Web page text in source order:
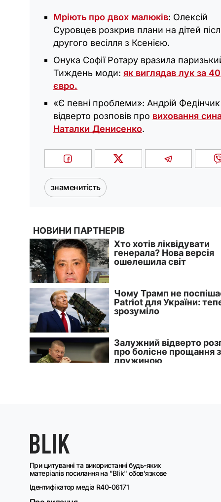
Мріють про двох малюків: Олексій
Суровцев розкрив плани на дітей
другого весілля з Ксенією.
Онука Софії Ротару вразила
Тиждень моди: як виглядав лук за
євро.
«Є певні проблеми»: Андрій Федінчик
відверто розповів про виховання
Наталки Денисенко.
знаменитість
При цитуванні та використанні будь-яких
матеріалів посилання на "Blik" обов'язкове
Ідентифікатор медіа R40-06171